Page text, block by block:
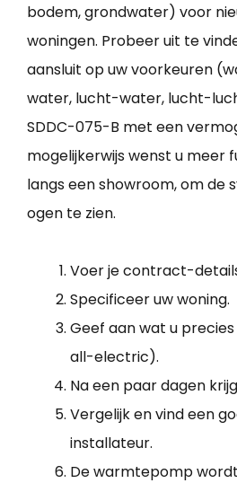
bodem, grondwater) voor
woningen. Probeer uit te
aansluit op uw voorkeuren
water, lucht-water, lucht-
SDDC-075-B met een
mogelijkerwijs wenst u meer
langs een showroom, om de
ogen te zien.
Voer je contract-
Specificeer uw woning.
Geef aan wat u
all-electric).
Na een paar dagen
Vergelijk en vind een
installateur.
De warmtepomp